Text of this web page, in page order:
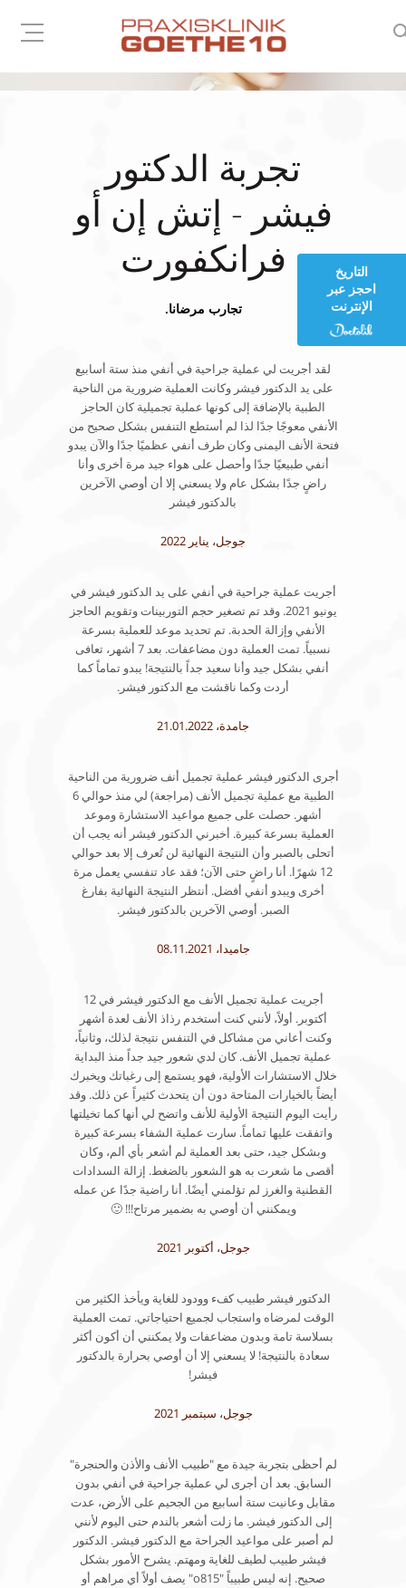
تجربة الدكتور
فيشر - إتش إن أو
فرانكفورت
تجارب مرضانا.
لقد أجريت لي عملية جراحية في أنفي منذ ستة أسابيع
على يد الدكتور فيشر وكانت العملية ضرورية من الناحية
الطبية بالإضافة إلى كونها عملية تجميلية كان الحاجز
الأنفي معوجًا جدًا لذا لم أستطع التنفس بشكل صحيح من
فتحة الأنف اليمنى وكان طرف أنفي عظميًا جدًا والآن يبدو
أنفي طبيعيًا جدًا وأحصل على هواء جيد مرة أخرى وأنا
راضٍ جدًا بشكل عام ولا يسعني إلا أن أوصي الآخرين
بالدكتور فيشر
جوجل، يناير 2022
أجريت عملية جراحية في أنفي على يد الدكتور فيشر في
يونيو 2021. وقد تم تصغير حجم التوربينات وتقويم الحاجز
الأنفي وإزالة الحدبة. تم تحديد موعد للعملية بسرعة
نسبياً. تمت العملية دون مضاعفات. بعد 7 أشهر، تعافى
أنفي بشكل جيد وأنا سعيد جداً بالنتيجة! يبدو تماماً كما
أردت وكما ناقشت مع الدكتور فيشر.
جامدة، 21.01.2022
أجرى الدكتور فيشر عملية تجميل أنف ضرورية من الناحية
الطبية مع عملية تجميل الأنف (مراجعة) لي منذ حوالي 6
أشهر. حصلت على جميع مواعيد الاستشارة وموعد
العملية بسرعة كبيرة. أخبرني الدكتور فيشر أنه يجب أن
أتحلى بالصبر وأن النتيجة النهائية لن تُعرف إلا بعد حوالي
12 شهرًا. أنا راضٍ حتى الآن؛ فقد عاد تنفسي يعمل مرة
أخرى ويبدو أنفي أفضل. أنتظر النتيجة النهائية بفارغ
الصبر. أوصي الآخرين بالدكتور فيشر.
جاميدا، 08.11.2021
أجريت عملية تجميل الأنف مع الدكتور فيشر في 12
أكتوبر. أولاً، لأنني كنت أستخدم رذاذ الأنف لعدة أشهر
وكنت أعاني من مشاكل في التنفس نتيجة لذلك، وثانياً،
عملية تجميل الأنف. كان لدي شعور جيد جداً منذ البداية
خلال الاستشارات الأولية، فهو يستمع إلى رغباتك ويخبرك
أيضاً بالخيارات المتاحة دون أن يتحدث كثيراً عن ذلك. وقد
رأيت اليوم النتيجة الأولية للأنف واتضح لي أنها كما تخيلتها
واتفقت عليها تماماً. سارت عملية الشفاء بسرعة كبيرة
وبشكل جيد، حتى بعد العملية لم أشعر بأي ألم، وكان
أقصى ما شعرت به هو الشعور بالضغط. إزالة السدادات
القطنية والغرز لم تؤلمني أيضًا. أنا راضية جدًا عن عمله
ويمكنني أن أوصي به بضمير مرتاح!!! 🙂
جوجل، أكتوبر 2021
الدكتور فيشر طبيب كفء وودود للغاية ويأخذ الكثير من
الوقت لمرضاه واستجاب لجميع احتياجاتي. تمت العملية
بسلاسة تامة وبدون مضاعفات ولا يمكنني أن أكون أكثر
سعادة بالنتيجة! لا يسعني إلا أن أوصي بحرارة بالدكتور
فيشر!
جوجل، سبتمبر 2021
لم أحظى بتجربة جيدة مع "طبيب الأنف والأذن والحنجرة"
السابق. بعد أن أجرى لي عملية جراحية في أنفي بدون
مقابل وعانيت ستة أسابيع من الجحيم على الأرض، عدت
إلى الدكتور فيشر. ما زلت أشعر بالندم حتى اليوم لأنني
لم أصبر على مواعيد الجراحة مع الدكتور فيشر. الدكتور
فيشر طبيب لطيف للغاية ومهتم. يشرح الأمور بشكل
صحيح. إنه ليس طبيباً "o815" يصف أولاً أي مراهم أو
التاريخ
احجز عبر
الإنترنت